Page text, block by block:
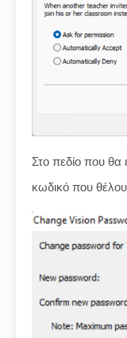
Στο πεδίο που θα
κωδικό που